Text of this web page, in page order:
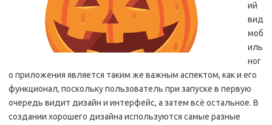
ий
вид
моб
иль
ног
о приложения является таким же важным аспектом, как и его
функционал, поскольку пользователь при запуске в первую
очередь видит дизайн и интерфейс, а затем всё остальное. В
создании хорошего дизайна используются самые разные